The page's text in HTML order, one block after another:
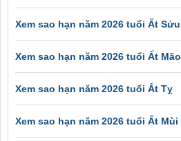
Xem sao hạn năm 2026 tuổi Ất Sửu
Xem sao hạn năm 2026 tuổi Ất Mão
Xem sao hạn năm 2026 tuổi Ất Tỵ
Xem sao hạn năm 2026 tuổi Ất Mùi